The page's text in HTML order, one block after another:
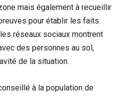
mais également à recueillir
pour établir les faits.
réseaux sociaux montrent
des personnes au sol,
de la situation.
à la population de